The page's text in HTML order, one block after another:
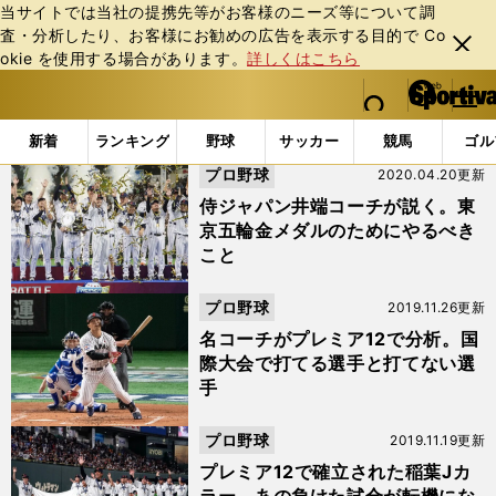
当サイトでは当社の提携先等がお客様のニーズ等について調
査・分析したり、お客様にお勧めの広告を表⽰する⽬的で Co
okie を使⽤する場合があります。詳しくはこちら
閉じ
る
web Sportiva (webスポルティーバ)
検索
マイペ
ー
ジ
メニュ
新着 ランキング 野球 サッカー 競馬 ゴ
b
ス
ポ
ル
テ
ィ
ー
バ
「#浅村栄斗」の最新ニュース・ 情報 (2ページ目)
侍ジャパン井端コーチが説く。東
京五輪金メダルのためにやるべき
こと
2020.04.20更新
プロ野球
名コーチがプレミア12で分析。国
際大会で打てる選手と打てない選
手
2019.11.26更新
プロ野球
プレミア12で確立された稲葉Jカ
2019.11.19更新
プロ野球